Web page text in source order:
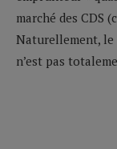
marché des CDS
Naturellement, le
n’est pas